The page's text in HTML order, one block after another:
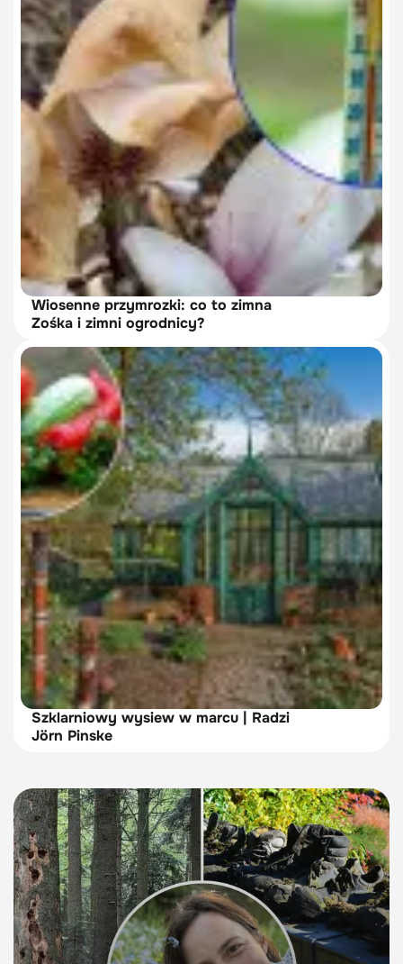
Wiosenne przymrozki: co to zimna
Zośka i zimni ogrodnicy?
Szklarniowy wysiew w marcu | Radzi
Jörn Pinske